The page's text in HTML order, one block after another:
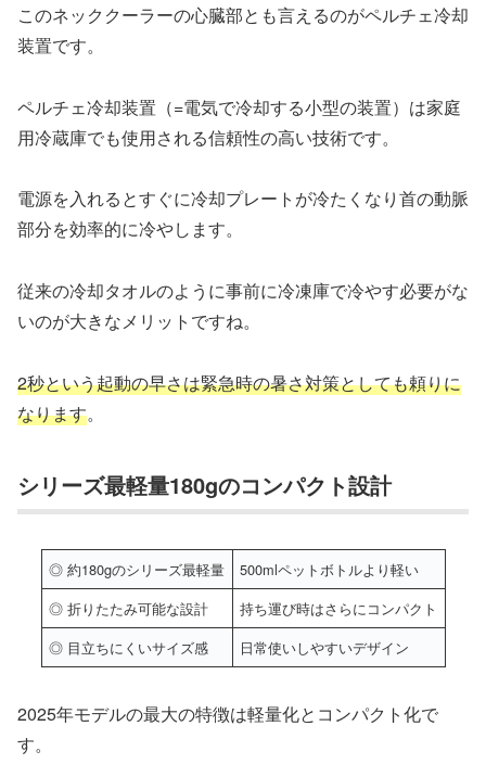
このネッククーラーの心臓部とも言えるのがペルチェ冷却
装置です。
ペルチェ冷却装置（=電気で冷却する小型の装置）は家庭
用冷蔵庫でも使用される信頼性の高い技術です。
電源を入れるとすぐに冷却プレートが冷たくなり首の動脈
部分を効率的に冷やします。
従来の冷却タオルのように事前に冷凍庫で冷やす必要がな
いのが大きなメリットですね。
2秒という起動の早さは緊急時の暑さ対策としても頼りに
なります。
シリーズ最軽量180gのコンパクト設計
◎ 約180gのシリーズ最軽量
500mlペットボトルより軽い
◎ 折りたたみ可能な設計
持ち運び時はさらにコンパクト
◎ 目立ちにくいサイズ感
日常使いしやすいデザイン
2025年モデルの最大の特徴は軽量化とコンパクト化で
す。